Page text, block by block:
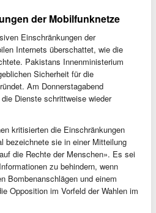
der Mobilfunknetze
Einschränkungen der
Internets überschattet, wie die
Pakistans Innenministerium
Sicherheit für die
Am Donnerstagabend
Dienste schrittweise wieder
kritisierten die Einschränkungen
bezeichnete sie in einer Mitteilung
die Rechte der Menschen». Es sei
zu behindern, wenn
Bombenanschlägen und einem
Opposition im Vorfeld der Wahlen im